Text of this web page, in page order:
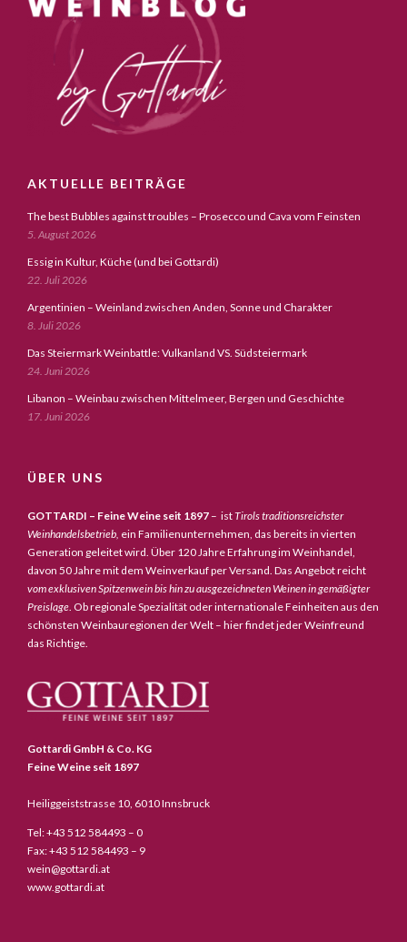
AKTUELLE BEITRÄGE
The best Bubbles against troubles – Prosecco und Cava vom Feinsten
5. August 2026
Essig in Kultur, Küche (und bei Gottardi)
22. Juli 2026
Argentinien – Weinland zwischen Anden, Sonne und Charakter
8. Juli 2026
Das Steiermark Weinbattle: Vulkanland VS. Südsteiermark
24. Juni 2026
Libanon – Weinbau zwischen Mittelmeer, Bergen und Geschichte
17. Juni 2026
ÜBER UNS
GOTTARDI – Feine Weine seit 1897 – istTirols traditionsreichster
Weinhandelsbetrieb, ein Familienunternehmen, das bereits in vierten
Generation geleitet wird. Über 120 Jahre Erfahrung im Weinhandel,
davon 50 Jahre mit dem Weinverkauf per Versand. Das Angebot reicht
vom exklusiven Spitzenwein bis hin zu ausgezeichneten Weinen in gemäßigter
Preislage . Ob regionale Spezialität oder internationale Feinheiten aus den
schönsten Weinbauregionen der Welt – hier findet jeder Weinfreund
das Richtige.
Gottardi GmbH & Co. KG
Feine Weine seit 1897
Heiliggeiststrasse 10, 6010 Innsbruck
Tel: +43 512 584493 – 0
Fax: +43 512 584493 – 9
wein@gottardi.at
www.gottardi.at